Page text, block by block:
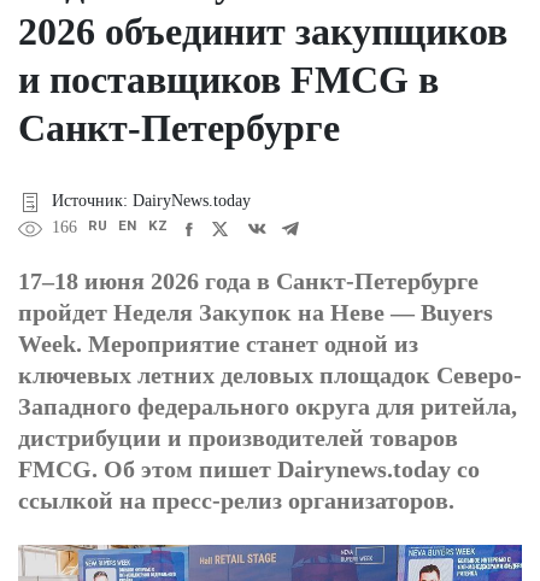
2026 объединит закупщиков
и поставщиков FMCG в
Санкт-Петербурге
Источник: DairyNews.today
166
RU EN KZ
17–18 июня 2026 года в Санкт-Петербурге
пройдет Неделя Закупок на Неве — Buyers
Week. Мероприятие станет одной из
ключевых летних деловых площадок Северо-
Западного федерального округа для ритейла,
дистрибуции и производителей товаров
FMCG. Об этом пишет Dairynews.today со
ссылкой на пресс-релиз организаторов.